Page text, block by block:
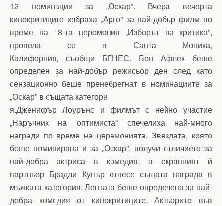
12 номинации за „Оскар”. Вчера вечерта
кинокритиците избраха „Арго” за най-добър филм по
време на 18-та церемония „Изборът на критика”,
провела се в Санта Моника,
Калифорния, съобщи БГНЕС. Бен Афлек беше
определен за най-добър режисьор ден след като
сензационно беше пренебрегнат в номинациите за
„Оскар” в същата категори
я.Дженифър Лоурънс и филмът с нейно участие
„Наръчник на оптимиста“ спечелиха най-много
награди по време на церемонията. Звездата, която
беше номинирана и за „Оскар”, получи отличието за
най-добра актриса в комедия, а екранният й
партньор Брадли Купър отнесе същата награда в
мъжката категория. Лентата беше определена за най-
добра комедия от кинокритиците. Актьорите във